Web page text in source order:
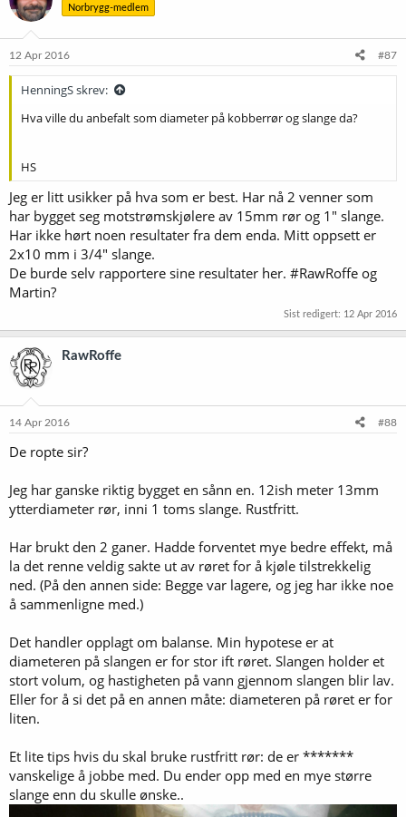
Norbrygg-medlem
12 Apr 2016 #87
HenningS skrev:
Hva ville du anbefalt som diameter på kobberrør og slange da?
HS
Jeg er litt usikker på hva som er best. Har nå 2 venner som
har bygget seg motstrømskjølere av 15mm rør og 1" slange.
Har ikke hørt noen resultater fra dem enda. Mitt oppsett er
2x10 mm i 3/4" slange.
De burde selv rapportere sine resultater her. #RawRoffe og
Martin?
Sist redigert: 12 Apr 2016
RawRoffe
14 Apr 2016 #88
De ropte sir?
Jeg har ganske riktig bygget en sånn en. 12ish meter 13mm
ytterdiameter rør, inni 1 toms slange. Rustfritt.
Har brukt den 2 ganer. Hadde forventet mye bedre effekt, må
la det renne veldig sakte ut av røret for å kjøle tilstrekkelig
ned. (På den annen side: Begge var lagere, og jeg har ikke noe
å sammenligne med.)
Det handler opplagt om balanse. Min hypotese er at
diameteren på slangen er for stor ift røret. Slangen holder et
stort volum, og hastigheten på vann gjennom slangen blir lav.
Eller for å si det på en annen måte: diameteren på røret er for
liten.
Et lite tips hvis du skal bruke rustfritt rør: de er *******
vanskelige å jobbe med. Du ender opp med en mye større
slange enn du skulle ønske..